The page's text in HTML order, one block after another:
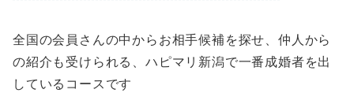
全国の会員さんの中からお相手候補を探せ、仲人から
の紹介も受けられる、ハピマリ新潟で一番成婚者を出
しているコースです